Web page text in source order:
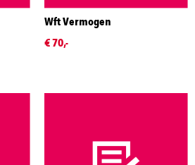
Wft Vermogen
€ 70,-